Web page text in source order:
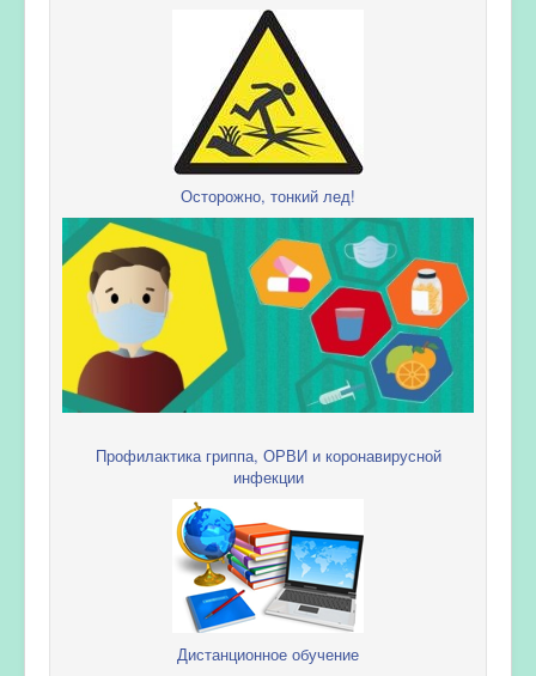
Осторожно, тонкий лед!
Профилактика гриппа, ОРВИ и коронавирусной
инфекции
Дистанционное обучение